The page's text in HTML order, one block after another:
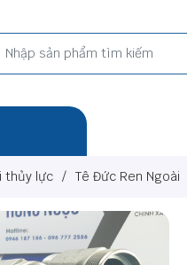
thủy lực / Tê Đức Ren Ngoài